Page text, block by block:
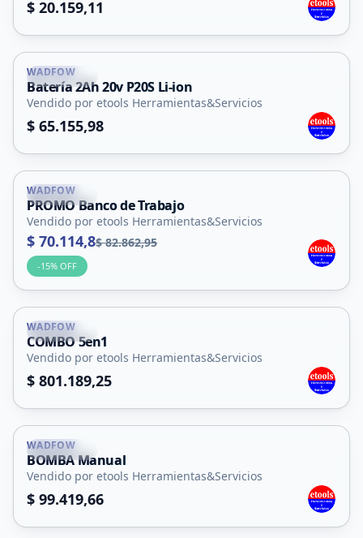
$ 20.159,11
La Punta
WADFOW
Batería 2Ah 20v P20S Li-ion
Vendido por etools Herramientas&Servicios
$ 65.155,98
La Punta
WADFOW
PROMO Banco de Trabajo
Vendido por etools Herramientas&Servicios
$ 70.114,8$ 82.862,95
-15% OFF
La Punta
WADFOW
COMBO 5en1
Vendido por etools Herramientas&Servicios
$ 801.189,25
La Punta
WADFOW
BOMBA Manual
Vendido por etools Herramientas&Servicios
$ 99.419,66